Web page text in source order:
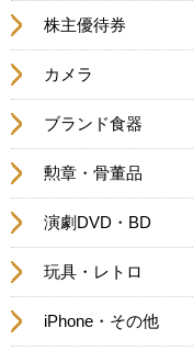
株主優待券
カメラ
ブランド食器
勲章・骨董品
演劇DVD・BD
玩具・レトロ
iPhone・その他